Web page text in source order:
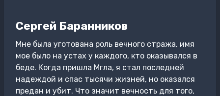
Сергей Баранников
Мне была уготована роль вечного стража, имя
мое было на устах у каждого, кто оказывался в
беде. Когда пришла Мгла, я стал последней
надеждой и спас тысячи жизней, но оказался
предан и убит. Что значит вечность для того,